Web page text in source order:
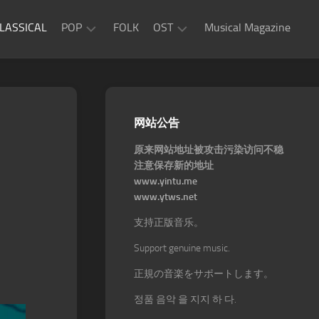
POP FOLK OST
OST
Musical Magazine
网站公告
原来网站地址被攻击污染访问不稳
注意保存新的地址
www.yintu.me
www.ytws.net
支持正版音乐。
Support genuine music.
正規の音楽をサポートします。
정품 음악 을 지지 하 다.